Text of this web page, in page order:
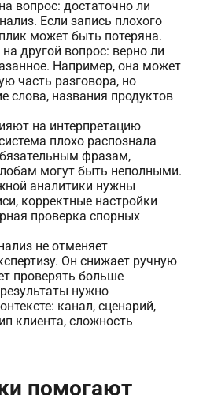
вопрос: достаточно ли
Если запись плохого
может быть потеряна.
другой вопрос: верно ли
Например, она может
часть разговора, но
слова, названия продуктов
на интерпретацию
плохо распознала
фразам,
могут быть неполными.
аналитики нужны
корректные настройки
проверка спорных
не отменяет
Он снижает ручную
проверять больше
нужно
канал, сценарий,
клиента, сложность
помогают